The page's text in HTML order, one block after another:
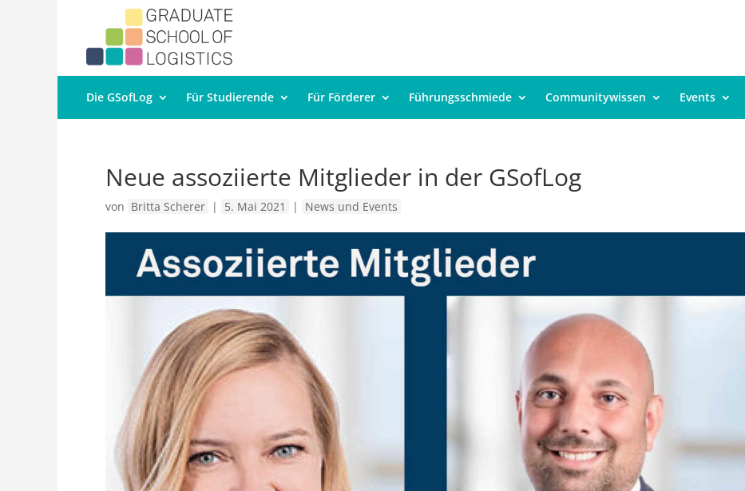
Die GSofLog Für Studierende Für Förderer Führungsschmiede Communitywissen Events
Neue assoziierte Mitglieder in der GSofLog
von Britta Scherer | 5. Mai 2021 | News und Events